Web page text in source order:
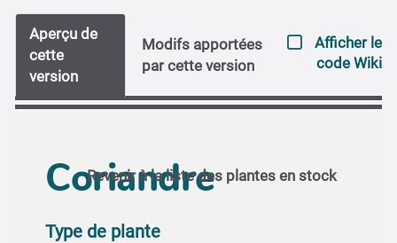
Aperçu de
cette
version
Modifs apportées
par cette version
Afficher le
code Wiki
Revenir à la liste des plantes en stock
Coriandre
Type de plante